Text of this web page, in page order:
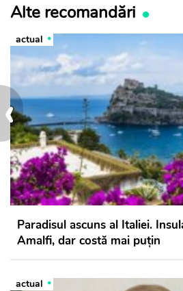
‹
Alte recomandări
actual
Paradisul ascuns al Italiei.
Amalfi, dar costă mai puțin
actual